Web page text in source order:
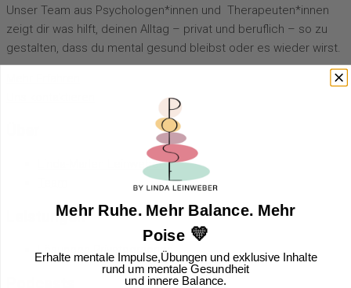
Unser Team aus Psychologen*innen und Therapeuten*innen
zeigt dir was hilft, deinen Alltag – privat und beruflich – so zu
gestalten, dass du mental gesund bleibst oder es wieder wirst.
Linda-Marlen Leinweber
Leistungen
Lösungen Privatpersonen
Mehr Ruhe. Mehr Balance. Mehr
Poise💛
Erhalte mentale Impulse,Übungen und exklusive Inhalte
rund um mentale Gesundheit
und innere Balance.